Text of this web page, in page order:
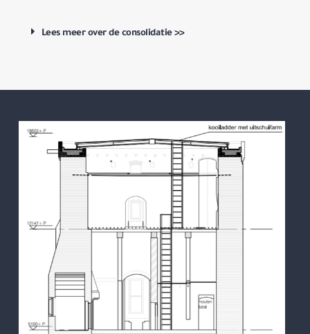
Lees meer over de consolidatie >>